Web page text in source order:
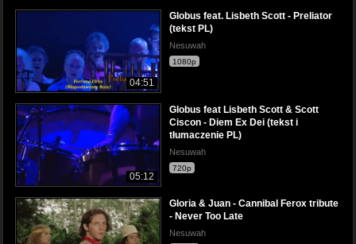
04:51
Globus feat. Lisbeth Scott - Preliator
(tekst PL)
Nesuwah
1080p
05:12
Globus feat Lisbeth Scott & Scott
Ciscon - Diem Ex Dei (tekst i
tłumaczenie PL)
Nesuwah
720p
Gloria & Juan - Cannibal Ferox tribute
- Never Too Late
Nesuwah